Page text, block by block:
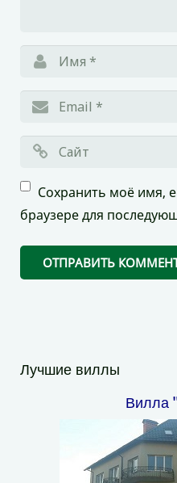
Сохранить моё имя,
браузере для
Лучшие виллы
Вилла